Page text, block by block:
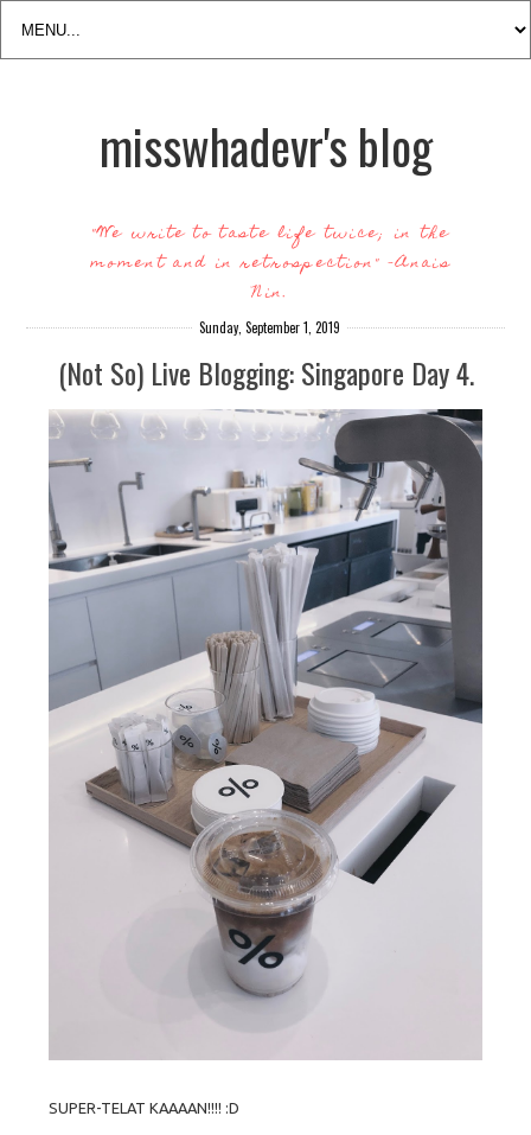
misswhadevr's blog
"We write to taste life twice; in the
moment and in retrospection" -Anais
Nin.
Sunday, September 1, 2019
(Not So) Live Blogging: Singapore Day 4.
SUPER-TELAT KAAAAN!!!! :D